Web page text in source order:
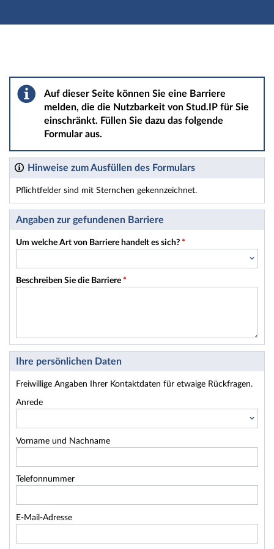
Hauptnavigation
Barriere melden
Auf dieser Seite können Sie eine Barriere
melden, die die Nutzbarkeit von Stud.IP für Sie
einschränkt. Füllen Sie dazu das folgende
Formular aus.
Hinweise zum Ausfüllen des Formulars
Pflichtfelder sind mit Sternchen gekennzeichnet.
Dieses Formular enthält Pflichtfelder.
Angaben zur gefundenen Barriere
Um welche Art von Barriere handelt es sich? *
Beschreiben Sie die Barriere *
Ihre persönlichen Daten
Freiwillige Angaben Ihrer Kontaktdaten für etwaige Rückfragen.
Anrede
Vorname und Nachname
Telefonnummer
E-Mail-Adresse